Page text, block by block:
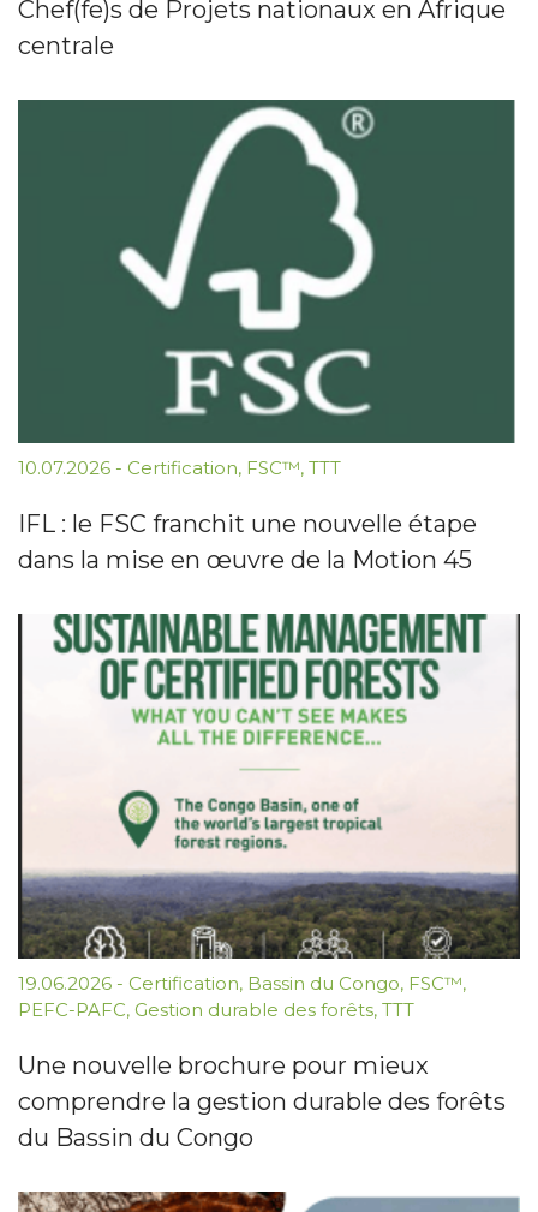
Chef(fe)s de Projets nationaux en Afrique
centrale
10.07.2026 - Certification, FSC™, TTT
IFL : le FSC franchit une nouvelle étape
dans la mise en œuvre de la Motion 45
19.06.2026 - Certification, Bassin du Congo, FSC™,
PEFC-PAFC, Gestion durable des forêts, TTT
Une nouvelle brochure pour mieux
comprendre la gestion durable des forêts
du Bassin du Congo